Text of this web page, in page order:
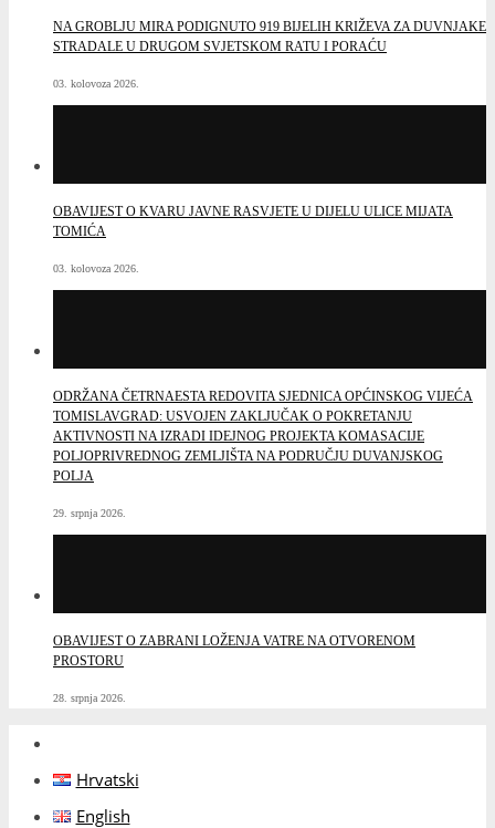
NA GROBLJU MIRA PODIGNUTO 919 BIJELIH KRIŽEVA ZA DUVNJAKE
STRADALE U DRUGOM SVJETSKOM RATU I PORAĆU
03. kolovoza 2026.
OBAVIJEST O KVARU JAVNE RASVJETE U DIJELU ULICE MIJATA
TOMIĆA
03. kolovoza 2026.
ODRŽANA ČETRNAESTA REDOVITA SJEDNICA OPĆINSKOG VIJEĆA
TOMISLAVGRAD: USVOJEN ZAKLJUČAK O POKRETANJU
AKTIVNOSTI NA IZRADI IDEJNOG PROJEKTA KOMASACIJE
POLJOPRIVREDNOG ZEMLJIŠTA NA PODRUČJU DUVANJSKOG
POLJA
29. srpnja 2026.
OBAVIJEST O ZABRANI LOŽENJA VATRE NA OTVORENOM
PROSTORU
28. srpnja 2026.
Hrvatski
English